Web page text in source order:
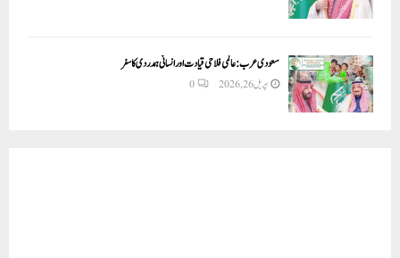
سعودی عرب: عالمی فلاحی قیادت اور انسانی ہمدردی کا سفر
اپریل 26, 2026 0